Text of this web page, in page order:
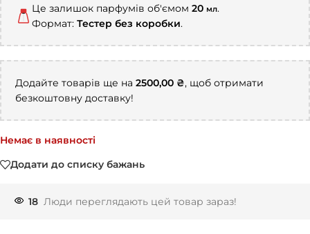
Це залишок парфумів об'ємом 20 мл.
Формат: Тестер без коробки.
Додайте товарів ще на 2500,00 ₴, щоб отримати
безкоштовну доставку!
Немає в наявності
Додати до списку бажань
18 Люди переглядають цей товар зараз!